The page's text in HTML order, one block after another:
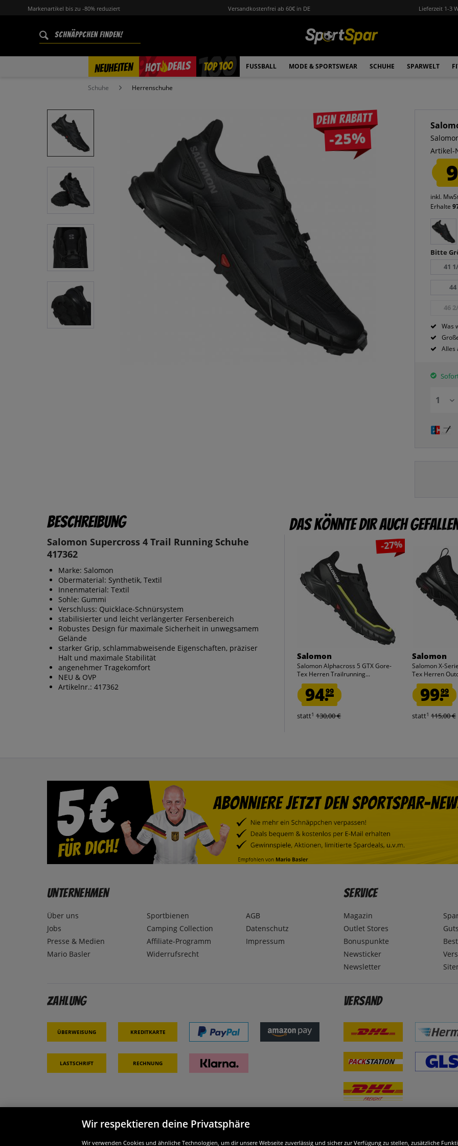
Markenartikel bis zu -80% reduziert Versandkostenfrei ab 60€ in DE Lieferzeit 1-3
NEUHEITEN HOT DEALS
% TOP 100 FUSSBALL MODE & SPORTSWEAR SCHUHE SPARWELT
Schuhe Herrenschuhe
Dein Rabatt
-25%
Artikel-
inkl.
Erhalte
Bitte
41
44
46
Was
Alles
Beschreibung
Salomon Supercross 4 Trail Running Schuhe
417362
Marke: Salomon
Obermaterial: Synthetik, Textil
Innenmaterial: Textil
Sohle: Gummi
Verschluss: Quicklace-Schnürsystem
stabilisierter und leicht verlängerter Fersenbereich
Robustes Design für maximale Sicherheit in unwegsamem
Gelände
starker Grip, schlammabweisende Eigenschaften, präziser
Halt und maximale Stabilität
angenehmer Tragekomfort
NEU & OVP
Artikelnr.: 417362
Das könnte dir auch
-27%
Salomon
Salomon Alphacross 5 GTX Gore-
Tex Herren Trailrunning...
94.99
statt1 130,00 €
Salomon
Salomon X-
Tex Herren
99.99
statt1 115,00 €
Unternehmen
Über uns
Jobs
Presse & Medien
Mario Basler
Sportbienen
Camping Collection
Affiliate-Programm
Widerrufsrecht
AGB
Datenschutz
Impressum
Service
Magazin
Outlet Stores
Bonuspunkte
Newsticker
Newsletter
Zahlung
Überweisung Kreditkarte
Lastschrift Rechnung
Versand
Partner & Sicherheit Wir sind ausgezeichnet
Wir respektieren deine Privatsphäre
Wir verwenden Cookies und ähnliche Technologien, um dir unsere Webseite zuverlässig und sicher zur Verfügung zu stellen, zusätzliche